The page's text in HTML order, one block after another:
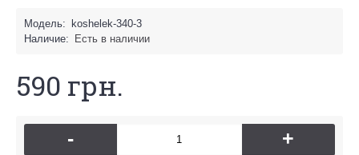
Модель:
koshelek-340-3
Наличие:
Есть в наличии
590 грн.
- +